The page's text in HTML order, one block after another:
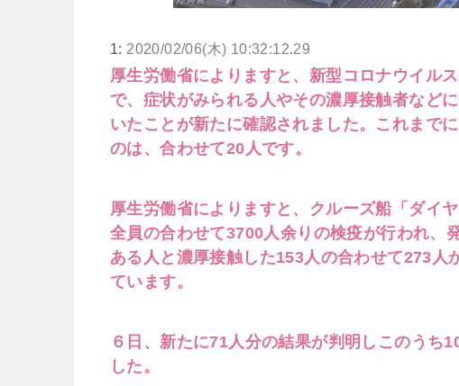
1: 2020/02/06(木) 10:32:12.29
厚生労働省によりますと、新型コロナウイル
で、症状がみられる人やその濃厚接触者など
いたことが新たに確認されました。これまで
のは、合わせて20人です。
厚生労働省によりますと、クルーズ船「ダイ
全員の合わせて3700人余りの検疫が行われ、
ある人と濃厚接触した153人の合わせて273人
ています。
６日、新たに71人分の結果が判明しこのうち
した。